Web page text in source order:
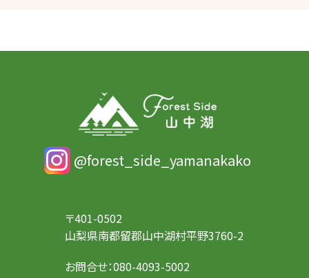
@forest_side_yamanakako
〒401-0502
山梨県南都留郡山中湖村平野3760-2
お問合せ：080-4093-5002